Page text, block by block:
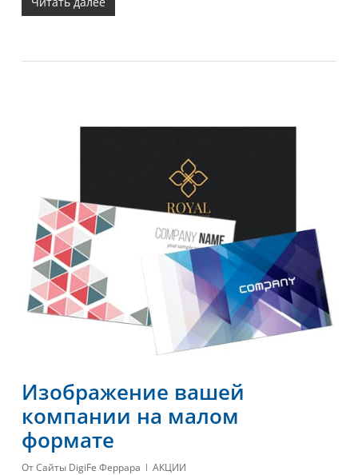
Изображение вашей
компании на малом
формате
ОтСайты DigiFe Феррара АКЦИИ